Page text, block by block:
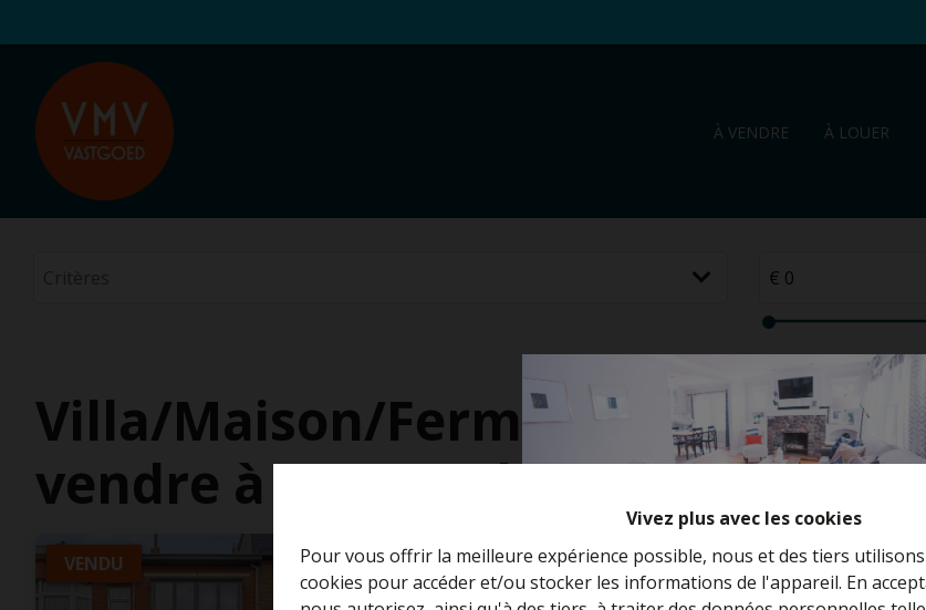
Vivez plus avec les cookies
Pour vous offrir la meilleure expérience possible, nous et des tiers
cookies pour accéder et/ou stocker les informations de l'appareil. En
À VENDRE À LOUER
Villa/Maison/Ferme à
vendre à Wemmel
VENDU
Curieux de connaître la valeur de votre